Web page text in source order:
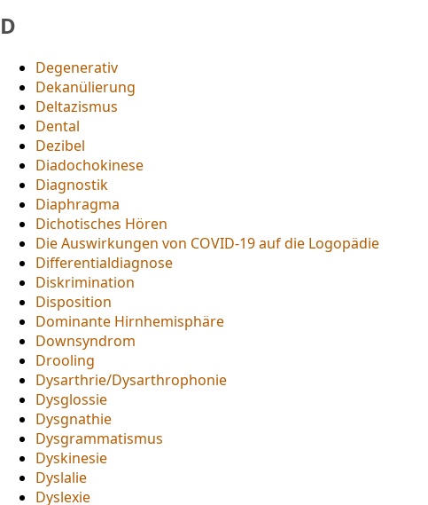
D
Degenerativ
Dekanülierung
Deltazismus
Dental
Dezibel
Diadochokinese
Diagnostik
Diaphragma
Dichotisches Hören
Die Auswirkungen von COVID-19 auf die Logopädie
Differentialdiagnose
Diskrimination
Disposition
Dominante Hirnhemisphäre
Downsyndrom
Drooling
Dysarthrie/Dysarthrophonie
Dysglossie
Dysgnathie
Dysgrammatismus
Dyskinesie
Dyslalie
Dyslexie